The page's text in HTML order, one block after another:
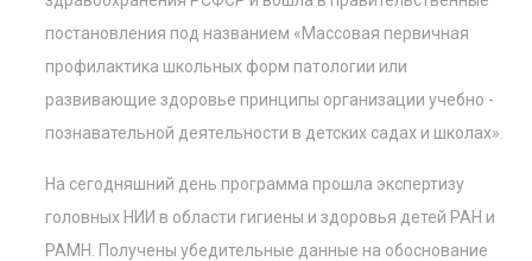
постановления под названием «Массовая первичная
профилактика школьных форм патологии или
развивающие здоровье принципы организации учебно -
познавательной деятельности в детских садах и школах».
На сегодняшний день программа прошла экспертизу
головных НИИ в области гигиены и здоровья детей РАН и
РАМН. Получены убедительные данные на обоснование